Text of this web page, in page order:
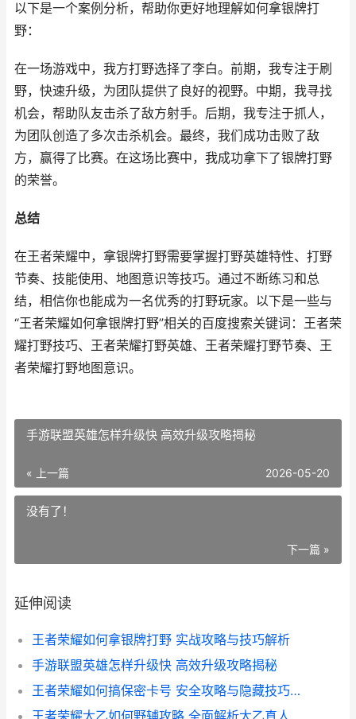
以下是一个案例分析，帮助你更好地理解如何拿银牌打
野：
在一场游戏中，我方打野选择了李白。前期，我专注于刷
野，快速升级，为团队提供了良好的视野。中期，我寻找
机会，帮助队友击杀了敌方射手。后期，我专注于抓人，
为团队创造了多次击杀机会。最终，我们成功击败了敌
方，赢得了比赛。在这场比赛中，我成功拿下了银牌打野
的荣誉。
总结
在王者荣耀中，拿银牌打野需要掌握打野英雄特性、打野
节奏、技能使用、地图意识等技巧。通过不断练习和总
结，相信你也能成为一名优秀的打野玩家。以下是一些与
“王者荣耀如何拿银牌打野”相关的百度搜索关键词：王者荣
耀打野技巧、王者荣耀打野英雄、王者荣耀打野节奏、王
者荣耀打野地图意识。
手游联盟英雄怎样升级快 高效升级攻略揭秘
« 上一篇 2026-05-20
没有了！
下一篇 »
延伸阅读
王者荣耀如何拿银牌打野 实战攻略与技巧解析
手游联盟英雄怎样升级快 高效升级攻略揭秘
王者荣耀如何搞保密卡号 安全攻略与隐藏技巧解析